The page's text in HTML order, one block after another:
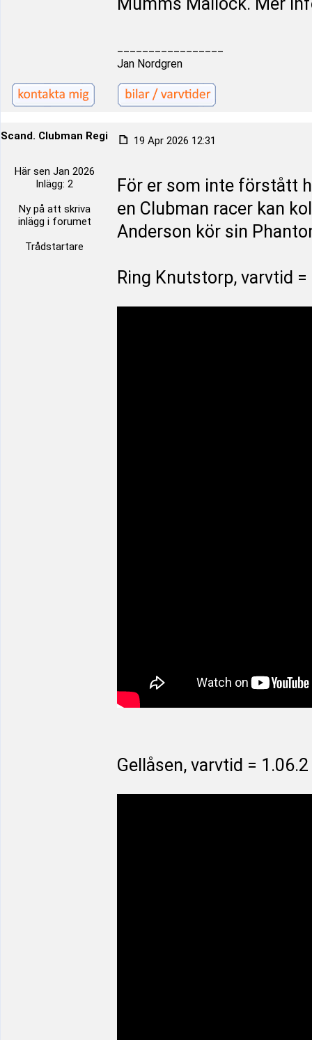
Jan Nordgren
Scand. Clubman Register
Här sen Jan 2026
Inlägg: 2
Ny på att skriva
inlägg i forumet
Trådstartare
19 Apr 2026 12:31
För er som inte förstått
en Clubman racer kan
Anderson kör sin
Ring Knutstorp, varvtid =
Gellåsen, varvtid = 1.06.2